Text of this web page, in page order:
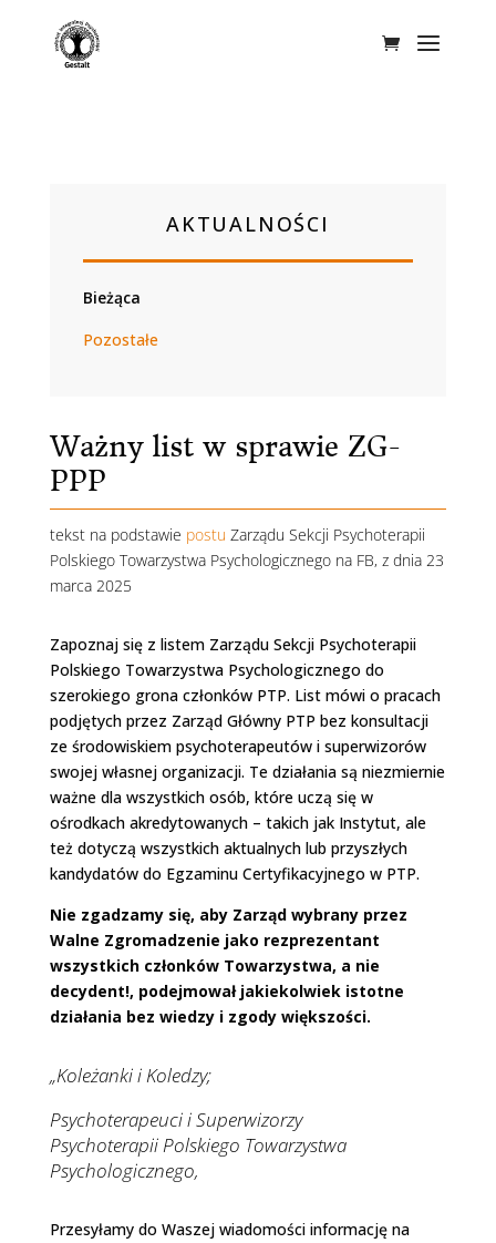
AKTUALNOŚCI
Bieżąca
Pozostałe
Ważny list w sprawie ZG-
PPP
tekst na podstawie postu Zarządu Sekcji Psychoterapii
Polskiego Towarzystwa Psychologicznego na FB, z dnia 23
marca 2025
Zapoznaj się z listem Zarządu Sekcji Psychoterapii
Polskiego Towarzystwa Psychologicznego do
szerokiego grona członków PTP. List mówi o pracach
podjętych przez Zarząd Główny PTP bez konsultacji
ze środowiskiem psychoterapeutów i superwizorów
swojej własnej organizacji. Te działania są niezmiernie
ważne dla wszystkich osób, które uczą się w
ośrodkach akredytowanych – takich jak Instytut, ale
też dotyczą wszystkich aktualnych lub przyszłych
kandydatów do Egzaminu Certyfikacyjnego w PTP.
Nie zgadzamy się, aby Zarząd wybrany przez
Walne Zgromadzenie jako rezprezentant
wszystkich członków Towarzystwa, a nie
decydent!, podejmował jakiekolwiek istotne
działania bez wiedzy i zgody większości.
„Koleżanki i Koledzy;
Psychoterapeuci i Superwizorzy
Psychoterapii Polskiego Towarzystwa
Psychologicznego,
Przesyłamy do Waszej wiadomości informację na